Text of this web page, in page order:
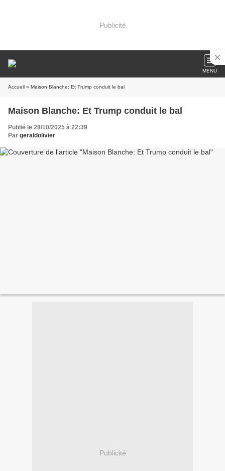
Publicité
MENU
Accueil » Maison Blanche: Et Trump conduit le bal
Maison Blanche: Et Trump conduit le bal
Publié le 28/10/2025 à 22:39
Par geraldolivier
Publicité